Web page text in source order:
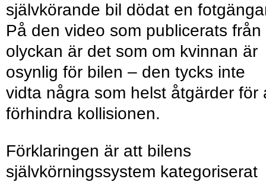
självkörande bil dödat en
På den video som publicerats från
olyckan är det som om kvinnan är
osynlig för bilen – den tycks inte
vidta några som helst åtgärder för
förhindra kollisionen.
Förklaringen är att bilens
självkörnings­system kategoriserat